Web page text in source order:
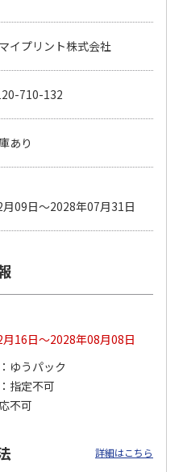
香 虹のか
ーティフ
の香り
・税込)
えBOX とりささ…
380円
(送料別・税込)
イプリント株式会社
710-132
あり
09日～2028年07月31日
16日～2028年08月08日
ゆうパック
指定不可
不可
詳細はこちら